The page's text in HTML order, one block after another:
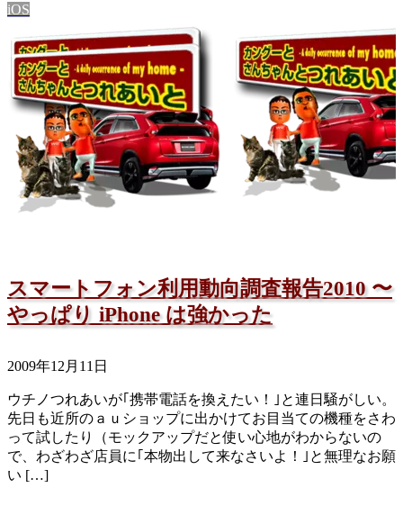
iOS
スマートフォン利用動向調査報告2010 〜
やっぱり iPhone は強かった
2009年12月11日
ウチノつれあいが｢携帯電話を換えたい！｣と連日騒がしい。
先日も近所のａｕショップに出かけてお目当ての機種をさわ
って試したり（モックアップだと使い心地がわからないの
で、わざわざ店員に｢本物出して来なさいよ！｣と無理なお願
い […]